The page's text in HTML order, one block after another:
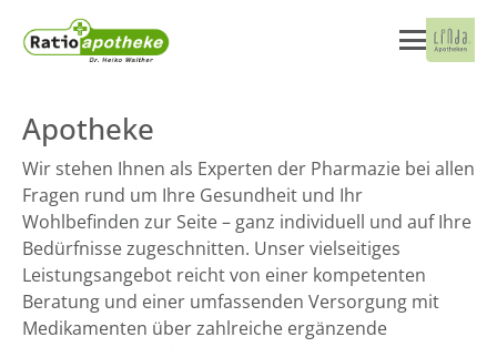
Apotheke
Wir stehen Ihnen als Experten der Pharmazie bei allen
Fragen rund um Ihre Gesundheit und Ihr
Wohlbefinden zur Seite – ganz individuell und auf Ihre
Bedürfnisse zugeschnitten. Unser vielseitiges
Leistungsangebot reicht von einer kompetenten
Beratung und einer umfassenden Versorgung mit
Medikamenten über zahlreiche ergänzende